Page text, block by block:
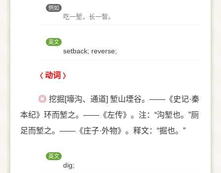
例如
吃一堑，长一智。
英文
setback; reverse;
动词
◎ 挖掘[壕沟、通道] 堑山堙谷。——《史记·秦
本纪》环而堑之。——《左传》。注：“沟堑也。”厕
足而堑之。——《庄子·外物》。释文：“掘也。”
英文
dig;